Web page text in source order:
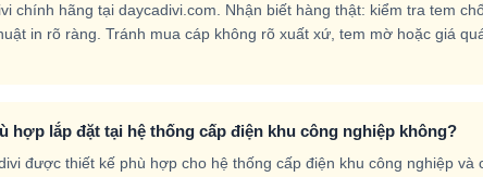
chính hãng tại daycadivi.com. Nhận biết hàng thật: kiểm tra tem
in rõ ràng. Tránh mua cáp không rõ xuất xứ, tem mờ hoặc giá
hợp lắp đặt tại hệ thống cấp điện khu công nghiệp không?
được thiết kế phù hợp cho hệ thống cấp điện khu công nghiệp và